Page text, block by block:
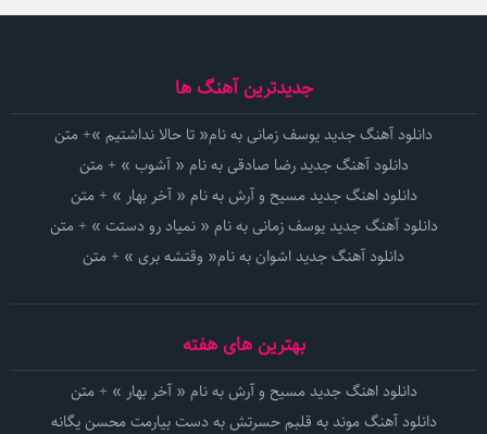
جدیدترین آهنگ ها
دانلود آهنگ جدید یوسف زمانی به نام« تا حالا نداشتیم »+ متن
دانلود آهنگ جدید رضا صادقی به نام « آشوب » + متن
دانلود اهنگ جدید مسیح و آرش به نام « آخر بهار » + متن
دانلود آهنگ جدید یوسف زمانی به نام « نمیاد رو دستت » + متن
دانلود آهنگ جدید اشوان به نام« وقتشه بری » + متن
بهترین های هفته
دانلود اهنگ جدید مسیح و آرش به نام « آخر بهار » + متن
دانلود آهنگ موند به قلبم حسرتش به دست بیارمت محسن یگانه